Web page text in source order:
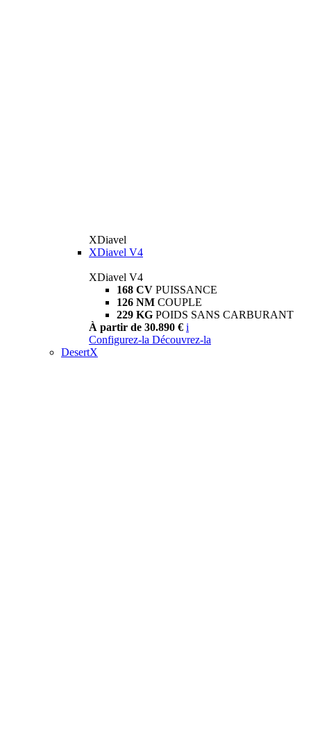
XDiavel
XDiavel V4
XDiavel V4
168 CV PUISSANCE
126 NM COUPLE
229 KG POIDS SANS CARBURANT
À partir de 30.890 € i
Configurez-la Découvrez-la
DesertX